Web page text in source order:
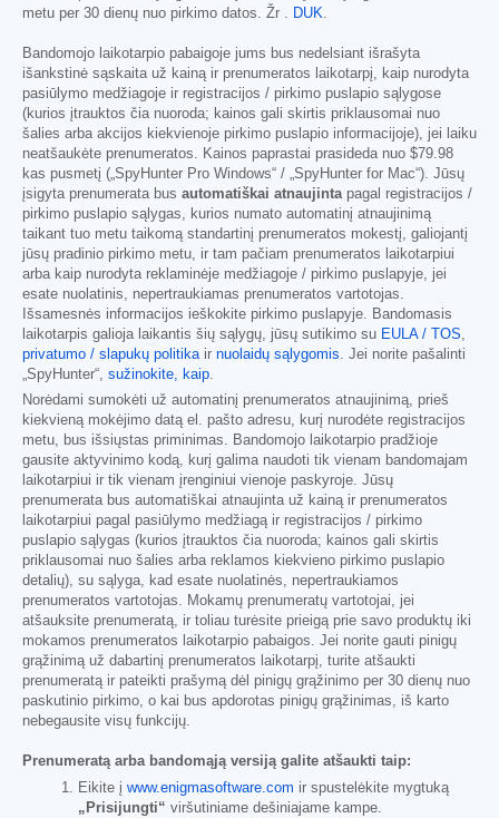
metu per 30 dienų nuo pirkimo datos. Žr . DUK.
Bandomojo laikotarpio pabaigoje jums bus nedelsiant išrašyta
išankstinė sąskaita už kainą ir prenumeratos laikotarpį, kaip nurodyta
pasiūlymo medžiagoje ir registracijos / pirkimo puslapio sąlygose
(kurios įtrauktos čia nuoroda; kainos gali skirtis priklausomai nuo
šalies arba akcijos kiekvienoje pirkimo puslapio informacijoje), jei laiku
neatšaukėte prenumeratos. Kainos paprastai prasideda nuo $79.98
kas pusmetį („SpyHunter Pro Windows“ / „SpyHunter for Mac“). Jūsų
įsigyta prenumerata bus automatiškai atnaujintapagal registracijos /
pirkimo puslapio sąlygas, kurios numato automatinį atnaujinimą
taikant tuo metu taikomą standartinį prenumeratos mokestį, galiojantį
jūsų pradinio pirkimo metu, ir tam pačiam prenumeratos laikotarpiui
arba kaip nurodyta reklaminėje medžiagoje / pirkimo puslapyje, jei
esate nuolatinis, nepertraukiamas prenumeratos vartotojas.
Išsamesnės informacijos ieškokite pirkimo puslapyje. Bandomasis
laikotarpis galioja laikantis šių sąlygų, jūsų sutikimo su EULA / TOS,
privatumo / slapukų politikair nuolaidų sąlygomis. Jei norite pašalinti
„SpyHunter“, sužinokite, kaip.
Norėdami sumokėti už automatinį prenumeratos atnaujinimą, prieš
kiekvieną mokėjimo datą el. pašto adresu, kurį nurodėte registracijos
metu, bus išsiųstas priminimas. Bandomojo laikotarpio pradžioje
gausite aktyvinimo kodą, kurį galima naudoti tik vienam bandomajam
laikotarpiui ir tik vienam įrenginiui vienoje paskyroje. Jūsų
prenumerata bus automatiškai atnaujinta už kainą ir prenumeratos
laikotarpiui pagal pasiūlymo medžiagą ir registracijos / pirkimo
puslapio sąlygas (kurios įtrauktos čia nuoroda; kainos gali skirtis
priklausomai nuo šalies arba reklamos kiekvieno pirkimo puslapio
detalių), su sąlyga, kad esate nuolatinės, nepertraukiamos
prenumeratos vartotojas. Mokamų prenumeratų vartotojai, jei
atšauksite prenumeratą, ir toliau turėsite prieigą prie savo produktų iki
mokamos prenumeratos laikotarpio pabaigos. Jei norite gauti pinigų
grąžinimą už dabartinį prenumeratos laikotarpį, turite atšaukti
prenumeratą ir pateikti prašymą dėl pinigų grąžinimo per 30 dienų nuo
paskutinio pirkimo, o kai bus apdorotas pinigų grąžinimas, iš karto
nebegausite visų funkcijų.
Prenumeratą arba bandomąją versiją galite atšaukti taip:
Eikite į www.enigmasoftware.com ir spustelėkite mygtuką
„Prisijungti“ viršutiniame dešiniajame kampe.